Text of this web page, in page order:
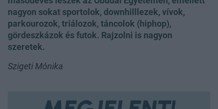
nagyon sokat sportolok, downhilllezek, vívok,
parkourozok, triálozok, táncolok (hiphop),
gördeszkázok és futok. Rajzolni is nagyon
szeretek.
Szigeti Mónika